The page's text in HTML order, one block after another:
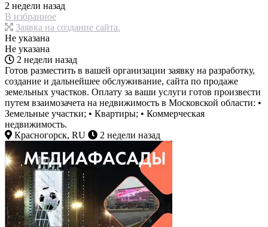
2 недели назад
В избранное
Заявка на создание сайта.
Не указана
Не указана
2 недели назад
Готов разместить в вашей организации заявку на разработку,
создание и дальнейшее обслуживание, сайта по продаже
земельных участков. Оплату за ваши услуги готов произвести
путем взаимозачета на недвижимость в Московской области: •
Земельные участки; • Квартиры; • Коммерческая
недвижимость.
Красногорск, RU
2 недели назад